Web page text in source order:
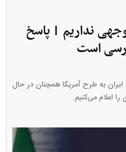
نداریم | پاسخ
است
به طرح آمریکا همچنان در حال
اعلام می‌کنیم.